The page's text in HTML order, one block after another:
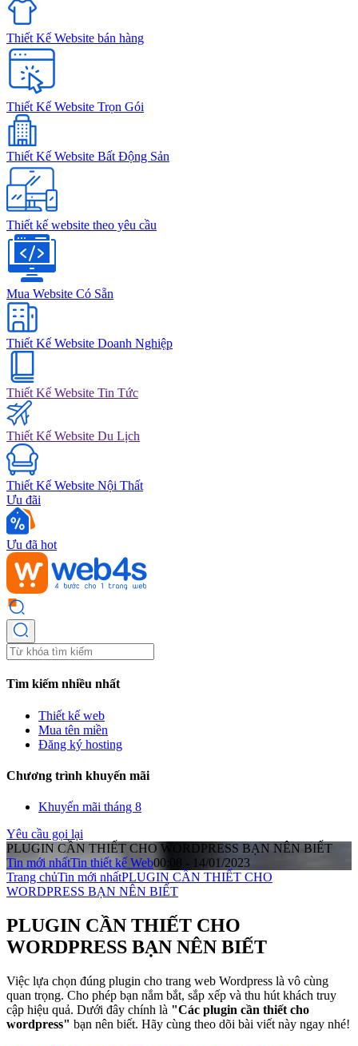
Thiết Kế Website bán hàng
Thiết Kế Website Trọn Gói
Thiết Kế Website Bất Động Sản
Thiết kế website theo yêu cầu
Mua Website Có Sẵn
Thiết Kế Website Doanh Nghiệp
Thiết Kế Website Tin Tức
Thiết Kế Website Du Lịch
Thiết Kế Website Nội Thất
Ưu đãi
Ưu đã hot
Tìm kiếm nhiều nhất
Thiết kế web
Mua tên miền
Đăng ký hosting
Chương trình khuyến mãi
Khuyến mãi tháng 8
Yêu cầu gọi lại
PLUGIN CẦN THIẾT CHO WORDPRESS BẠN NÊN BIẾT
Tin mới nhấtTin thiết kế Web00:08 - 14/01/2023
Trang chủTin mới nhấtPLUGIN CẦN THIẾT CHO
WORDPRESS BẠN NÊN BIẾT
PLUGIN CẦN THIẾT CHO
WORDPRESS BẠN NÊN BIẾT
Việc lựa chọn đúng plugin cho trang web Wordpress là vô cùng
quan trọng. Cho phép bạn nắm bắt, sắp xếp và thu hút khách truy
cập hiệu quả. Dưới đây chính là "Các plugin cần thiết cho
wordpress" bạn nên biết. Hãy cùng theo dõi bài viết này ngay nhé!